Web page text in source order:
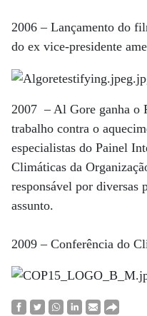
2006 – Lançamento do
do ex vice-presidente
2007 – Al Gore ganha o
trabalho contra o
especialistas do Painel
Climáticas da
responsável por diversas
assunto.
2009 – Conferência do